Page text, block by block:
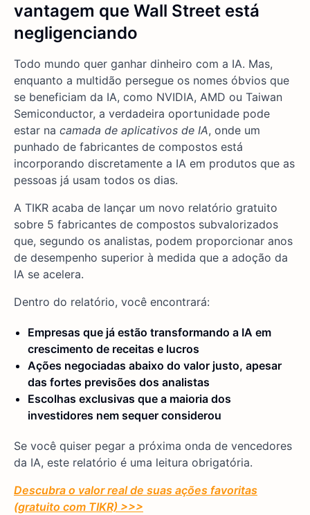
vantagem que Wall Street está
negligenciando
Todo mundo quer ganhar dinheiro com a IA. Mas,
enquanto a multidão persegue os nomes óbvios que
se beneficiam da IA, como NVIDIA, AMD ou Taiwan
Semiconductor, a verdadeira oportunidade pode
estar na camada de aplicativos de IA, onde um
punhado de fabricantes de compostos está
incorporando discretamente a IA em produtos que as
pessoas já usam todos os dias.
A TIKR acaba de lançar um novo relatório gratuito
sobre 5 fabricantes de compostos subvalorizados
que, segundo os analistas, podem proporcionar anos
de desempenho superior à medida que a adoção da
IA se acelera.
Dentro do relatório, você encontrará:
Empresas que já estão transformando a IA em
crescimento de receitas e lucros
Ações negociadas abaixo do valor justo, apesar
das fortes previsões dos analistas
Escolhas exclusivas que a maioria dos
investidores nem sequer considerou
Se você quiser pegar a próxima onda de vencedores
da IA, este relatório é uma leitura obrigatória.
Descubra o valor real de suas ações favoritas
(gratuito com TIKR) >>>